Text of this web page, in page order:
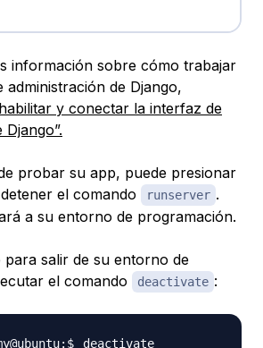
información sobre cómo trabajar
de Django,
y conectar la interfaz de
probar su app, puede presionar
el comando runserver .
a su entorno de programación.
para salir de su entorno de
el comando
deactivate :